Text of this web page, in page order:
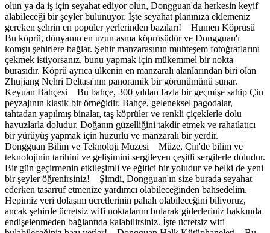
olun ya da iş için seyahat ediyor olun, Dongguan'da herkesin keyif
alabileceği bir şeyler bulunuyor. İşte seyahat planınıza eklemeniz
gereken şehrin en popüler yerlerinden bazıları! Humen Köprüsü
Bu köprü, dünyanın en uzun asma köprüsüdür ve Dongguan'ı
komşu şehirlere bağlar. Şehir manzarasının muhteşem fotoğraflarını
çekmek istiyorsanız, bunu yapmak için mükemmel bir nokta
burasıdır. Köprü ayrıca ülkenin en manzaralı alanlarından biri olan
Zhujiang Nehri Deltası'nın panoramik bir görünümünü sunar.
Keyuan Bahçesi Bu bahçe, 300 yıldan fazla bir geçmişe sahip Çin
peyzajının klasik bir örneğidir. Bahçe, geleneksel pagodalar,
tahtadan yapılmış binalar, taş köprüler ve renkli çiçeklerle dolu
havuzlarla doludur. Doğanın güzelliğini takdir etmek ve rahatlatıcı
bir yürüyüş yapmak için huzurlu ve manzaralı bir yerdir.
Dongguan Bilim ve Teknoloji Müzesi Müze, Çin'de bilim ve
teknolojinin tarihini ve gelişimini sergileyen çeşitli sergilerle doludur.
Bir gün geçirmenin etkileşimli ve eğitici bir yoludur ve belki de yeni
bir şeyler öğrenirsiniz! Şimdi, Dongguan'ın size burada seyahat
ederken tasarruf etmenize yardımcı olabileceğinden bahsedelim.
Hepimiz veri dolaşım ücretlerinin pahalı olabileceğini biliyoruz,
ancak şehirde ücretsiz wifi noktalarını bularak giderleriniz hakkında
endişelenmeden bağlantıda kalabilirsiniz. İşte ücretsiz wifi